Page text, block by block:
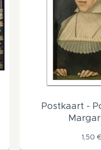
Postkaart -
1,50